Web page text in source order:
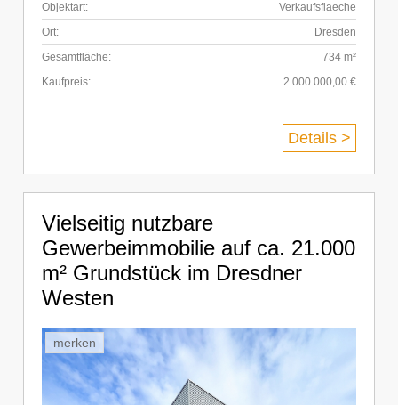
Objektart:
Verkaufsflaeche
Ort:
Dresden
Gesamtfläche:
734 m²
Kaufpreis:
2.000.000,00 €
Details >
Vielseitig nutzbare
Gewerbeimmobilie auf ca. 21.000
m² Grundstück im Dresdner
Westen
merken